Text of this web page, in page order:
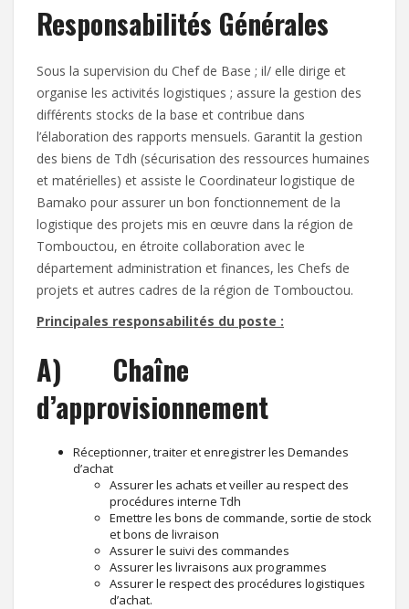
Responsabilités Générales
Sous la supervision du Chef de Base ; il/ elle dirige et
organise les activités logistiques ; assure la gestion des
différents stocks de la base et contribue dans
l’élaboration des rapports mensuels. Garantit la gestion
des biens de Tdh (sécurisation des ressources humaines
et matérielles) et assiste le Coordinateur logistique de
Bamako pour assurer un bon fonctionnement de la
logistique des projets mis en œuvre dans la région de
Tombouctou, en étroite collaboration avec le
département administration et finances, les Chefs de
projets et autres cadres de la région de Tombouctou.
Principales responsabilités du poste :
A) Chaîne
d’approvisionnement
Réceptionner, traiter et enregistrer les Demandes
d’achat
Assurer les achats et veiller au respect des
procédures interne Tdh
Emettre les bons de commande, sortie de stock
et bons de livraison
Assurer le suivi des commandes
Assurer les livraisons aux programmes
Assurer le respect des procédures logistiques
d’achat.